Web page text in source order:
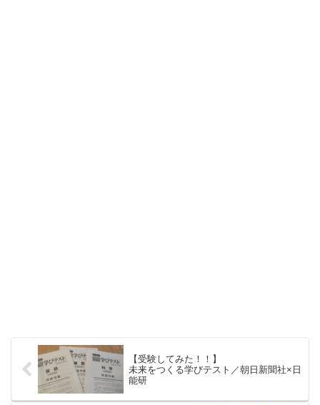
【受験してみた！！】
未来をつくる学びテスト／朝日新聞社×日
能研